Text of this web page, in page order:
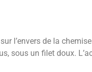
l’envers de la
sous un filet doux.